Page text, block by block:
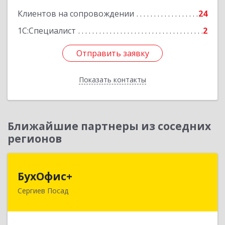
Клиентов на сопровождении
24
1С:Специалист
2
Отправить заявку
Показать контакты
Подробнее
Отправить заявку
Назад
Ближайшие партнеры из соседних
регионов
БухОфис+
Сергиев Посад
141304, Московская обл, Сергиево-Посадский